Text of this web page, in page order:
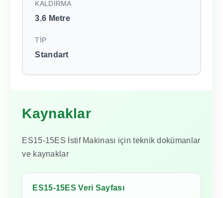
KALDIRMA
3.6 Metre
TİP
Standart
Kaynaklar
ES15-15ES İstif Makinası için teknik dokümanlar
ve kaynaklar
ES15-15ES Veri Sayfası